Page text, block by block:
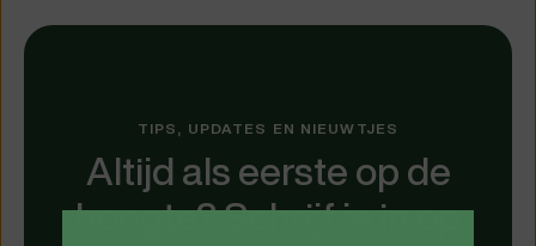
TIPS, UPDATES EN NIEUWTJES
Altijd als eerste op de
hoogte? Schrijf je in op